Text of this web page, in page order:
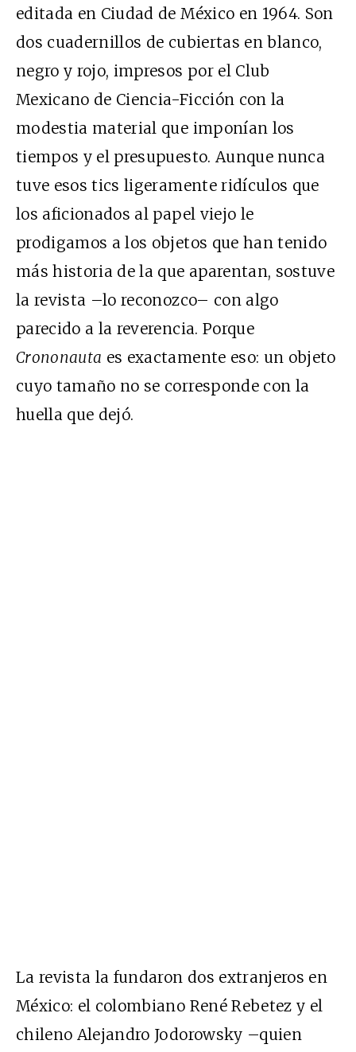
editada en Ciudad de México en 1964. Son
dos cuadernillos de cubiertas en blanco,
negro y rojo, impresos por el Club
Mexicano de Ciencia-Ficción con la
modestia material que imponían los
tiempos y el presupuesto. Aunque nunca
tuve esos tics ligeramente ridículos que
los aficionados al papel viejo le
prodigamos a los objetos que han tenido
más historia de la que aparentan, sostuve
la revista –lo reconozco– con algo
parecido a la reverencia. Porque
Crononauta es exactamente eso: un objeto
cuyo tamaño no se corresponde con la
huella que dejó.
La revista la fundaron dos extranjeros en
México: el colombiano René Rebetez y el
chileno Alejandro Jodorowsky –quien